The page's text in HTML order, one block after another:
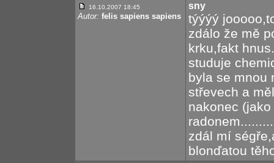
16.10.2007 18:45
Autor: felis sapiens sapiens
sny
týýýý
zdálo že mě
krku,fakt
studuje
byla se mnou
střevech a
nakonec
zdál mí
blonďatou